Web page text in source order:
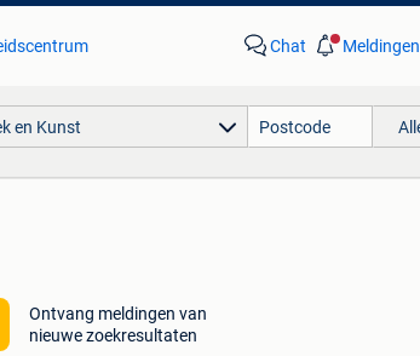
Chat Meldingen
en Kunst
Ontvang meldingen van
nieuwe zoekresultaten